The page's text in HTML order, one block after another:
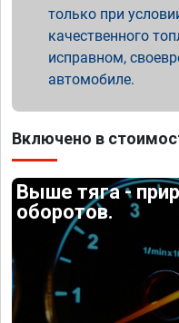
только при
качественного
исправном,
автомобиле.
Включено в
Выше тяга -
оборотов.